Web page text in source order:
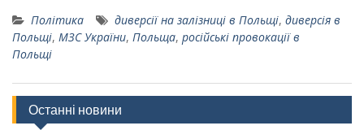
Політика диверсії на залізниці в Польщі, диверсія в
Польщі, МЗС України, Польща, російські провокації в
Польщі
Останні новини